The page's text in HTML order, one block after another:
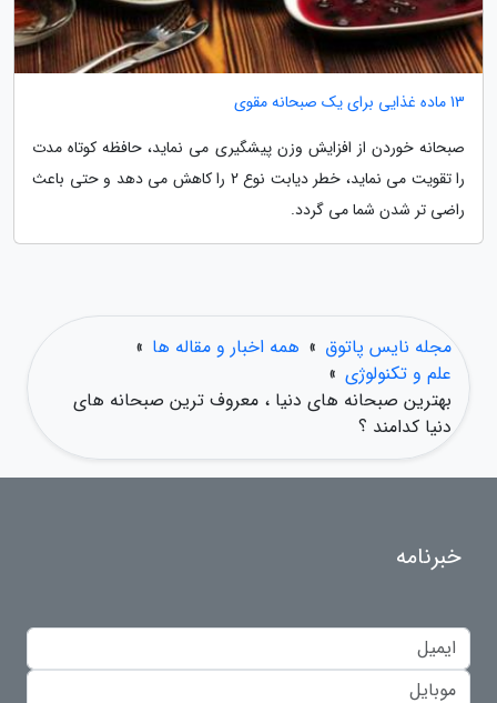
13 ماده غذایی برای یک صبحانه مقوی
صبحانه خوردن از افزایش وزن پیشگیری می نماید، حافظه کوتاه مدت
را تقویت می نماید، خطر دیابت نوع 2 را کاهش می دهد و حتی باعث
راضی تر شدن شما می گردد.
مجله نایس پاتوق » همه اخبار و مقاله ها »
علم و تکنولوژی »
بهترین صبحانه های دنیا ، معروف ترین صبحانه های
دنیا کدامند ؟
خبرنامه